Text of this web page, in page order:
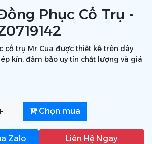
Phục Cổ Trụ -
cổ trụ Mr Cua được thiết kế trên dây
kín, đảm bảo uy tín chất lượng và giá
Chọn mua
Zalo Liên Hệ Ngay